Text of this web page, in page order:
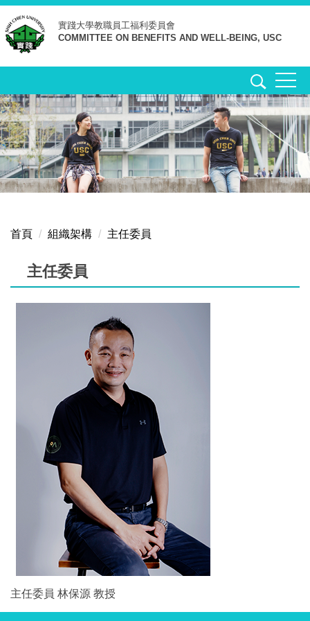
跳
到
主
要
容
區
實踐大學教職員工福利委員會
COMMITTEE ON BENEFITS AND WELL-BEING, USC
首頁 組織架構 主任委員
主任委員
主任委員 林保源 教授